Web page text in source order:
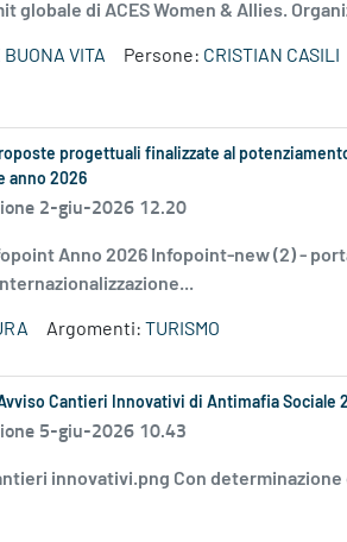
globale di ACES Women & Allies.
VITA Persone: CRISTIAN CASILI
progettuali finalizzate al
anno 2026
2-giu-2026 12.20
Anno 2026 Infopoint-new (2) -
Argomenti: TURISMO
Cantieri Innovativi di Antimafia Sociale
5-giu-2026 10.43
innovativi.png Con determinazione